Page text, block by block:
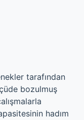
tarafından
bozulmuş
hadım